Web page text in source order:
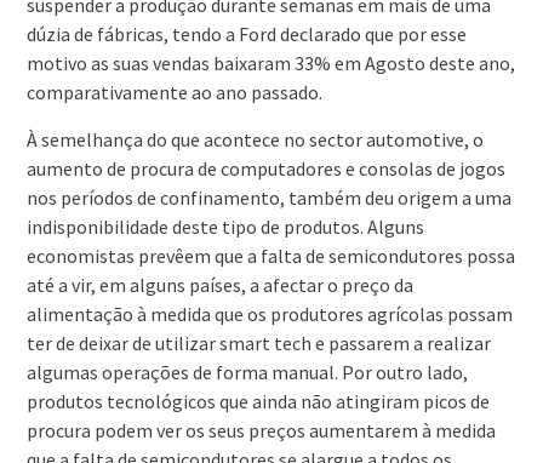
suspender a produção durante semanas em mais de uma
dúzia de fábricas, tendo a Ford declarado que por esse
motivo as suas vendas baixaram 33% em Agosto deste ano,
comparativamente ao ano passado.
À semelhança do que acontece no sector automotive, o
aumento de procura de computadores e consolas de jogos
nos períodos de confinamento, também deu origem a uma
indisponibilidade deste tipo de produtos. Alguns
economistas prevêem que a falta de semicondutores possa
até a vir, em alguns países, a afectar o preço da
alimentação à medida que os produtores agrícolas possam
ter de deixar de utilizar smart tech e passarem a realizar
algumas operações de forma manual. Por outro lado,
produtos tecnológicos que ainda não atingiram picos de
procura podem ver os seus preços aumentarem à medida